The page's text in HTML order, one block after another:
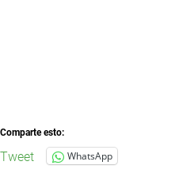
Comparte esto:
Tweet WhatsApp